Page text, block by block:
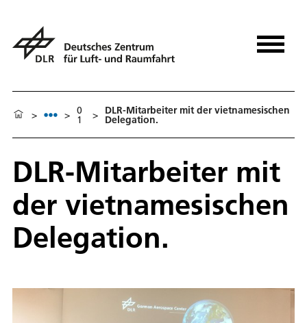
> > 0
1 > DLR-Mitarbeiter mit der vietnamesischen
Delegation.
DLR-Mitarbeiter mit
der vietnamesischen
Delegation.